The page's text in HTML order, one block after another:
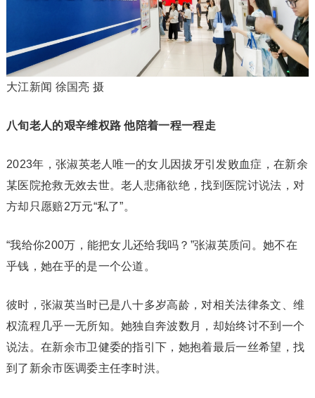
大江新闻 徐国亮 摄
八旬老人的艰辛维权路 他陪着一程一程走
2023年，张淑英老人唯一的女儿因拔牙引发败血症，在新余
某医院抢救无效去世。老人悲痛欲绝，找到医院讨说法，对
方却只愿赔2万元“私了”。
“我给你200万，能把女儿还给我吗？”张淑英质问。她不在
乎钱，她在乎的是一个公道。
彼时，张淑英当时已是八十多岁高龄，对相关法律条文、维
权流程几乎一无所知。她独自奔波数月，却始终讨不到一个
说法。在新余市卫健委的指引下，她抱着最后一丝希望，找
到了新余市医调委主任李时洪。